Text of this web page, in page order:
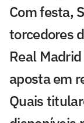
Com festa,
torcedores
Real
aposta em
Quais